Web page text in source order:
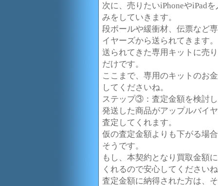
次に、売りたいiPhoneやiPad
みをしていきます。
段ボールや緩衝材、伝票など
イヤーズから送られてきます。
送られてきた専用キットに売
だけです。
ここまで、専用のキットのお
してくださいね。
ステップ③：査定金額を検討
発送した商品がアップルバイ
査定してくれます。
仮の査定金額よりも下がる場
そうです。
もし、本契約となり買取金額
くれるので安心してください
査定金額に納得された方は、